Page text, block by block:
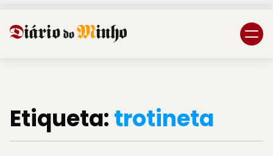
Etiqueta:trotineta